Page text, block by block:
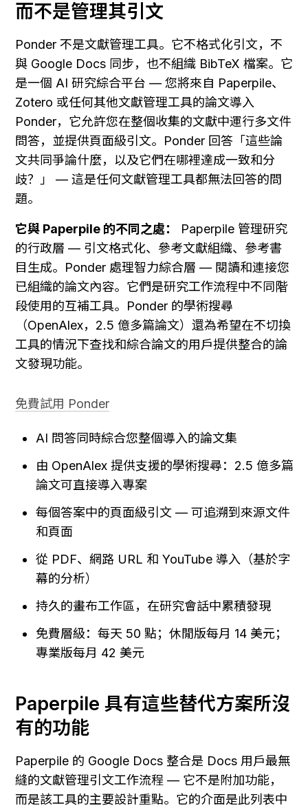
而不是管理其引文
Ponder 不是文獻管理工具。它不格式化引文，不
與 Google Docs 同步，也不組織 BibTeX 檔案。它
是一個 AI 研究綜合平台 — 您將來自 Paperpile、
Zotero 或任何其他文獻管理工具的論文導入
Ponder，它允許您在整個收集的文獻中運行多文件
問答，並提供頁面級引文。Ponder 回答「這些論
文共同爭論什麼，以及它們在哪裡達成一致和分
歧？」 — 這是任何文獻管理工具都無法回答的問
題。
它與 Paperpile 的不同之處：
Paperpile 管理研究
的行政層 — 引文格式化、參考文獻組織、參考書
目生成。Ponder 處理智力綜合層 — 閱讀和連接您
已組織的論文內容。它們是研究工作流程中不同階
段使用的互補工具。Ponder 的學術搜尋
（OpenAlex，2.5 億多篇論文）還為希望在不切換
工具的情況下查找和綜合論文的用戶提供整合的論
文發現功能。
免費試用 Ponder
AI 問答同時綜合您整個導入的論文集
由 OpenAlex 提供支援的學術搜尋：2.5 億多篇
論文可直接導入專案
每個答案中的頁面級引文 — 可追溯到來源文件
和頁面
從 PDF、網路 URL 和 YouTube 導入（基於字
幕的分析）
持久的畫布工作區，在研究會話中累積發現
免費層級：每天 50 點；休閒版每月 14 美元；
專業版每月 42 美元
Paperpile 具有這些替代方案所沒
有的功能
Paperpile 的 Google Docs 整合是 Docs 用戶最無
縫的文獻管理引文工作流程 — 它不是附加功能，
而是該工具的主要設計重點。它的介面是此列表中